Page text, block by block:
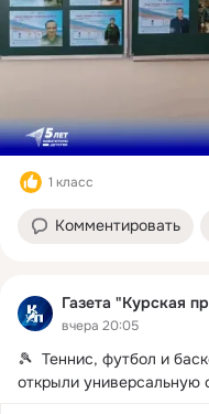
1 класс
Комментировать
Газета "Курская
вчера 20:05
🎾  Теннис, футбол и
открыли универсальную